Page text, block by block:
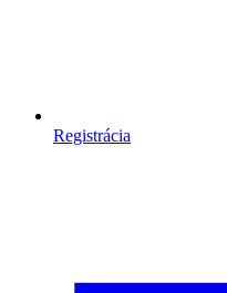
Registrácia